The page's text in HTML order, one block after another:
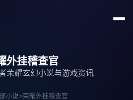
外挂稽查官
荣耀玄幻小说与游戏资讯
小说>荣耀外挂稽查官